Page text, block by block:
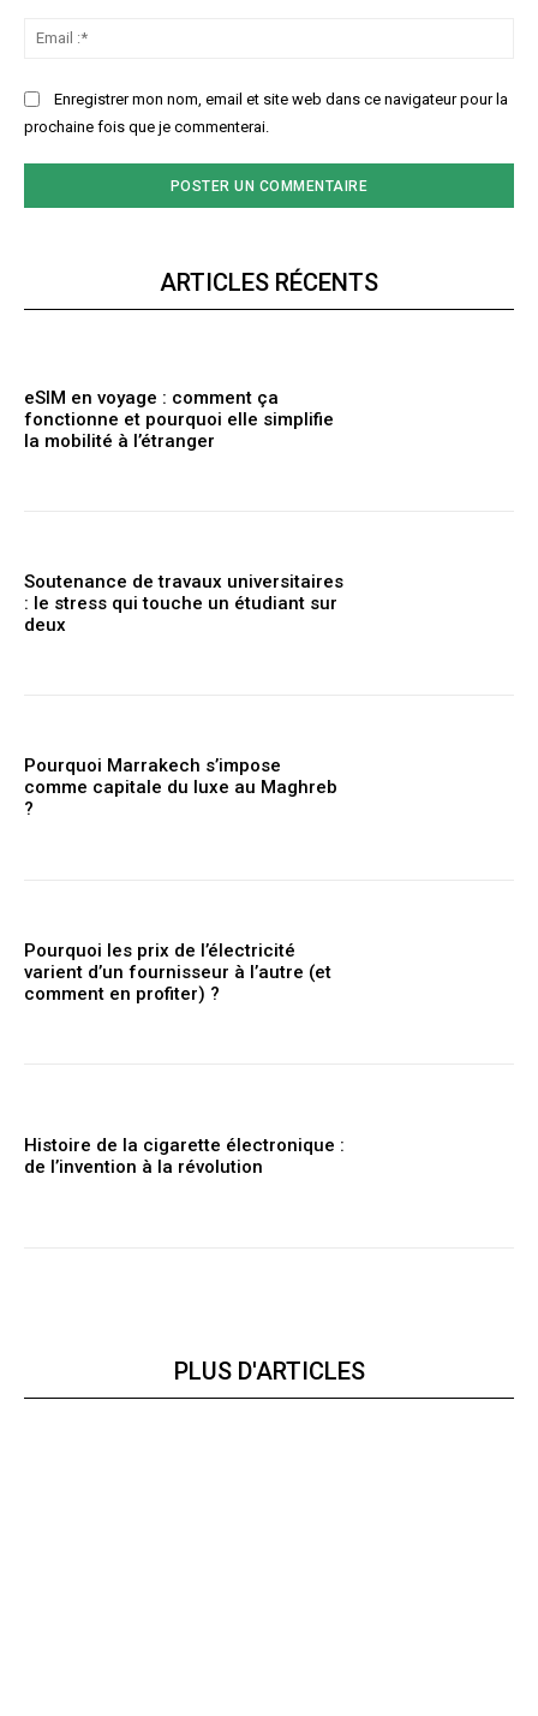
Enregistrer mon nom, email et site web dans ce navigateur pour la
prochaine fois que je commenterai.
ARTICLES RÉCENTS
eSIM en voyage : comment ça
fonctionne et pourquoi elle simplifie
la mobilité à l’étranger
Soutenance de travaux universitaires
: le stress qui touche un étudiant sur
deux
Pourquoi Marrakech s’impose
comme capitale du luxe au Maghreb
?
Pourquoi les prix de l’électricité
varient d’un fournisseur à l’autre (et
comment en profiter) ?
Histoire de la cigarette électronique :
de l’invention à la révolution
PLUS D'ARTICLES